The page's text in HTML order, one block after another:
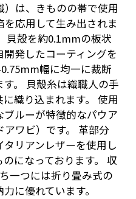
は、きものの帯で使用
応用して生み出されま
貝殻を約0.1mmの板状
発したコーティングを
幅に均一に裁断
。 貝殻糸は織職人の手
織り込まれます。 使用
ブルーが特徴的なパウア
ワビ）です。 革部分
リアンレザーを使用し
になっております。 収
一つには折り畳み式の
に優れています。